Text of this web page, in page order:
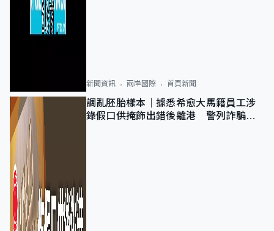
新聞資訊 兩岸國際 首頁新聞
調亂胚胎樣本｜據悉希愈大馬籍員工涉
錄假口供掩飾出錯後離港 警列詐騙